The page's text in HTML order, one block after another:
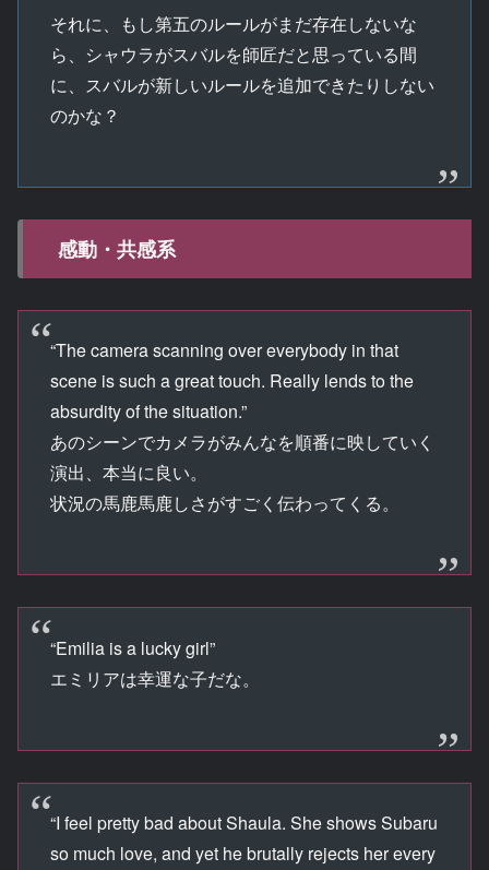
それに、もし第五のルールがまだ存在しないな
ら、シャウラがスバルを師匠だと思っている間
に、スバルが新しいルールを追加できたりしない
のかな？
感動・共感系
“The camera scanning over everybody in that
scene is such a great touch. Really lends to the
absurdity of the situation.”
あのシーンでカメラがみんなを順番に映していく
演出、本当に良い。
状況の馬鹿馬鹿しさがすごく伝わってくる。
“Emilia is a lucky girl”
エミリアは幸運な子だな。
“I feel pretty bad about Shaula. She shows Subaru
so much love, and yet he brutally rejects her every